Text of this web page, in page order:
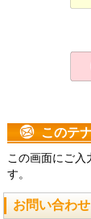
このテ
この画面にご入
す。
お問い合わ